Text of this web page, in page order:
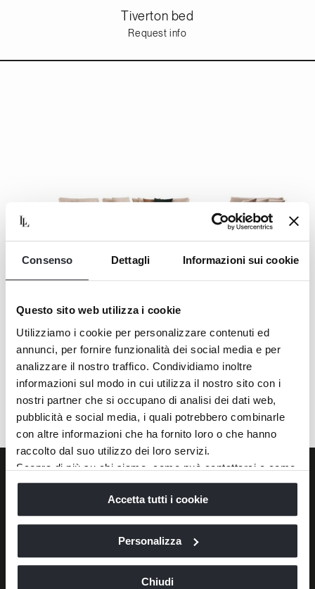
Consenso Dettagli Informazioni sui cookie
Questo sito web utilizza i cookie
Utilizziamo i cookie per personalizzare contenuti ed
annunci, per fornire funzionalità dei social media e per
analizzare il nostro traffico. Condividiamo inoltre
informazioni sul modo in cui utilizza il nostro sito con i
nostri partner che si occupano di analisi dei dati web,
pubblicità e social media, i quali potrebbero combinarle
con altre informazioni che ha fornito loro o che hanno
raccolto dal suo utilizzo dei loro servizi.
Scopra di più su chi siamo, come può contattarci e come
trattiamo i dati personali nella nostraInformativa sulla
Cookie Policy.
La chiusura di questo banner comporta il permanere delle
impostazioni di default e dunque la continuazione della
tracciamento diversi da quelli tecnici.
Accetta tutti i cookie
Personalizza
Chiudi
Tiverton bed
Request info
Tiverton sofa
Request info
BRANDS THE COMPANY
Luxury Living Group